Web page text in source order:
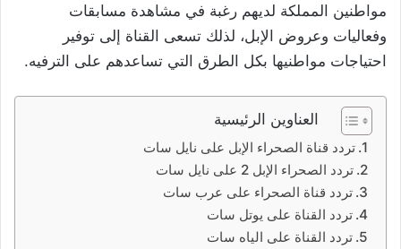
مواطنين المملكة لديهم رغبة في مشاهدة مسابقات
وفعاليات وعروض الإبل، لذلك تسعى القناة إلى توفير
احتياجات مواطنيها بكل الطرق التي تساعدهم على الترفيه.
العناوين الرئيسية
تردد قناة الصحراء الإبل على نايل سات
تردد الصحراء الإبل 2 على نايل سات
تردد قناة الصحراء على عرب سات
تردد القناة على يوتل سات
تردد القناة على الياه سات